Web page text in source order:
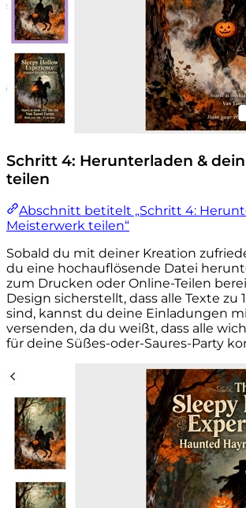
Schritt 4: Herunterladen &
teilen
Abschnitt betitelt „Schritt 4:
Meisterwerk teilen“
Sobald du mit deiner Kreation
du eine hochauflösende Datei
zum Drucken oder Online-Teilen
Design sicherstellt, dass alle Texte zu
sind, kannst du deine Einladungen
versenden, da du weißt, dass alle
für deine Süßes-oder-Saures-Party